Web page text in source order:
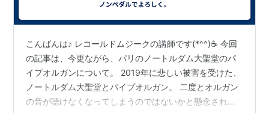
こんばんは♪ レコールドムジークの講師です(*^^)☕ 今回
の記事は、今更ながら、パリのノートルダム大聖堂のパ
イプオルガンについて。 2019年に悲しい被害を受けた、
ノートルダム大聖堂とパイプオルガン。 二度とオルガン
の音が聴けなくなってしまうのではないかと懸念されて